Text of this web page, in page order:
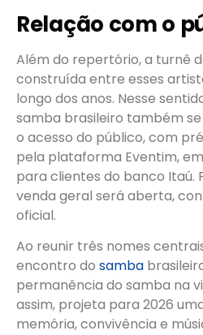
Relação com o
Além do repertório, a turnê
construída entre esses
longo dos anos. Nesse
samba brasileiro também
o acesso do público, com
pela plataforma Eventim,
para clientes do banco Itaú.
venda geral será aberta,
oficial.
Ao reunir três nomes
encontro do samba
permanência do samba na
assim, projeta para 2026
memória, convivência e